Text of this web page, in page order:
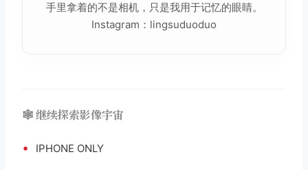
手里拿着的不是相机，只是我用于记忆的眼睛。
Instagram：lingsuduoduo
🕸️ 继续探索影像宇宙
• IPHONE ONLY